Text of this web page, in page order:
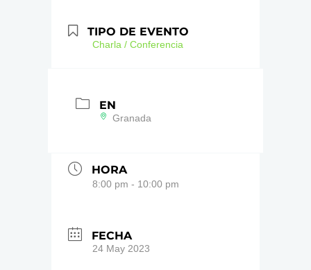
TIPO DE EVENTO
Charla / Conferencia
EN
Granada
HORA
8:00 pm - 10:00 pm
FECHA
24 May 2023